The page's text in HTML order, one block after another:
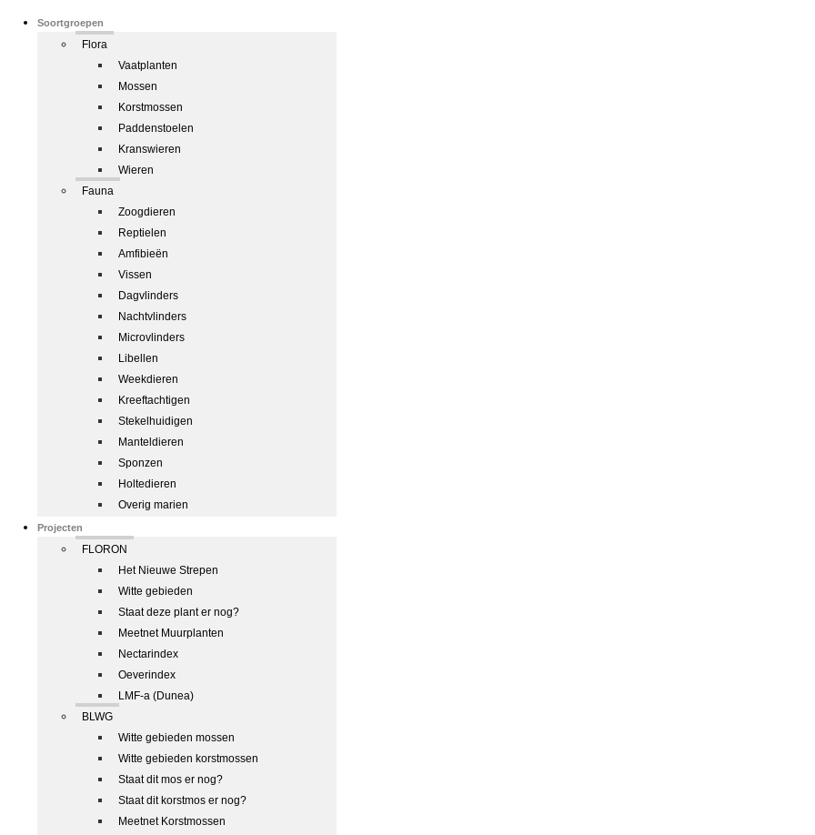
Soortgroepen
Flora
Vaatplanten
Mossen
Korstmossen
Paddenstoelen
Kranswieren
Wieren
Fauna
Zoogdieren
Reptielen
Amfibieën
Vissen
Dagvlinders
Nachtvlinders
Microvlinders
Libellen
Weekdieren
Kreeftachtigen
Stekelhuidigen
Manteldieren
Sponzen
Holtedieren
Overig marien
Projecten
FLORON
Het Nieuwe Strepen
Witte gebieden
Staat deze plant er nog?
Meetnet Muurplanten
Nectarindex
Oeverindex
LMF-a (Dunea)
BLWG
Witte gebieden mossen
Witte gebieden korstmossen
Staat dit mos er nog?
Staat dit korstmos er nog?
Meetnet Korstmossen